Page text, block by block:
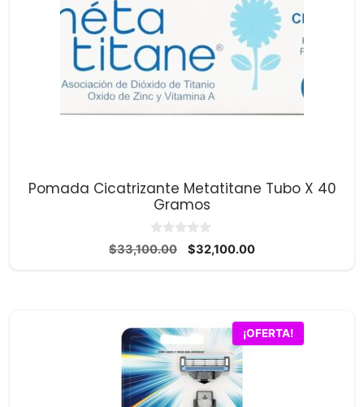
Pomada Cicatrizante Metatitane Tubo X 40
Gramos
0
d
$33,100.00
El
$32,100.00El
¡OFERTA!